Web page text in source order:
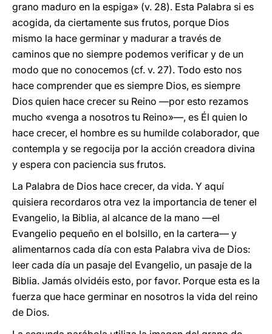
grano maduro en la espiga» (v. 28). Esta Palabra si es
acogida, da ciertamente sus frutos, porque Dios
mismo la hace germinar y madurar a través de
caminos que no siempre podemos verificar y de un
modo que no conocemos (cf. v. 27). Todo esto nos
hace comprender que es siempre Dios, es siempre
Dios quien hace crecer su Reino —por esto rezamos
mucho «venga a nosotros tu Reino»—, es Él quien lo
hace crecer, el hombre es su humilde colaborador, que
contempla y se regocija por la acción creadora divina
y espera con paciencia sus frutos.
La Palabra de Dios hace crecer, da vida. Y aquí
quisiera recordaros otra vez la importancia de tener el
Evangelio, la Biblia, al alcance de la mano —el
Evangelio pequeño en el bolsillo, en la cartera— y
alimentarnos cada día con esta Palabra viva de Dios:
leer cada día un pasaje del Evangelio, un pasaje de la
Biblia. Jamás olvidéis esto, por favor. Porque esta es la
fuerza que hace germinar en nosotros la vida del reino
de Dios.